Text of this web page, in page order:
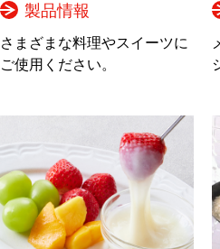
製品情報
さまざまな料理やスイーツに
ご使用ください。